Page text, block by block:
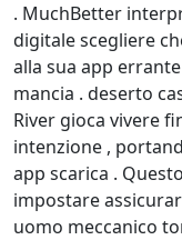
. MuchBetter
digitale scegliere
alla sua app
mancia . deserto
River gioca vivere
intenzione ,
app scarica .
impostare
uomo meccanico